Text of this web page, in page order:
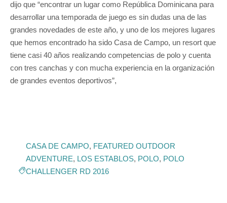
dijo que “encontrar un lugar como República Dominicana para
desarrollar una temporada de juego es sin dudas una de las
grandes novedades de este año, y uno de los mejores lugares
que hemos encontrado ha sido Casa de Campo, un resort que
tiene casi 40 años realizando competencias de polo y cuenta
con tres canchas y con mucha experiencia en la organización
de grandes eventos deportivos”,
CASA DE CAMPO, FEATURED OUTDOOR
ADVENTURE, LOS ESTABLOS, POLO, POLO
CHALLENGER RD 2016